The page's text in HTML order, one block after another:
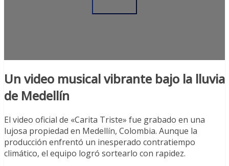
Un video musical vibrante bajo la lluvia
de Medellín
El video oficial de «Carita Triste» fue grabado en una
lujosa propiedad en Medellín, Colombia. Aunque la
producción enfrentó un inesperado contratiempo
climático, el equipo logró sortearlo con rapidez.